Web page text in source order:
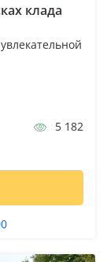
клада
5 182